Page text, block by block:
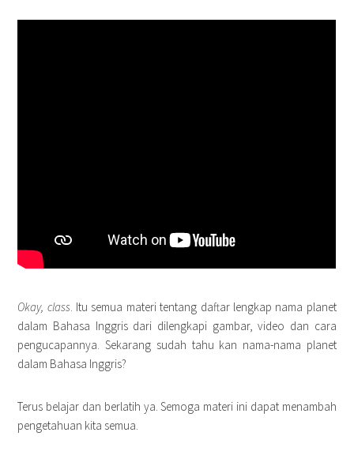
Okay, class. Itu semua materi tentang daftar lengkap nama planet
dalam Bahasa Inggris dari dilengkapi gambar, video dan cara
pengucapannya. Sekarang sudah tahu kan nama-nama planet
dalam Bahasa Inggris?
Terus belajar dan berlatih ya. Semoga materi ini dapat menambah
pengetahuan kita semua.